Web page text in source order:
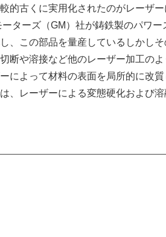
的古くに実用化されたのがレーザ
ターズ（GM）社が鋳鉄製のパワ
、この部品を量産しているしかし
断や溶接など他のレーザー加工の
によって材料の表面を局所的に改
、レーザーによる変態硬化および